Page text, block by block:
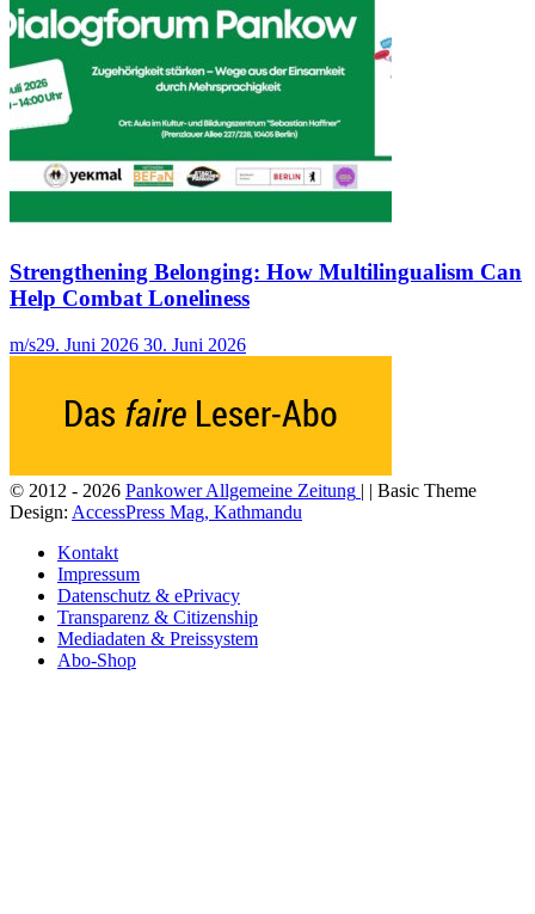
Strengthening Belonging: How Multilingualism Can
Help Combat Loneliness
m/s29. Juni 2026 30. Juni 2026
© 2012 - 2026 Pankower Allgemeine Zeitung | | Basic Theme
Design: AccessPress Mag, Kathmandu
Kontakt
Impressum
Datenschutz & ePrivacy
Transparenz & Citizenship
Mediadaten & Preissystem
Abo-Shop